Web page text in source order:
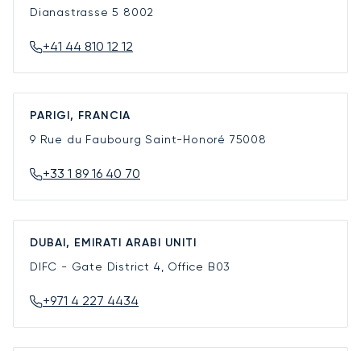
Dianastrasse 5 8002
+41 44 810 12 12
PARIGI, FRANCIA
9 Rue du Faubourg Saint-Honoré 75008
+33 1 89 16 40 70
DUBAI, EMIRATI ARABI UNITI
DIFC - Gate District 4, Office B03
+971 4 227 4434